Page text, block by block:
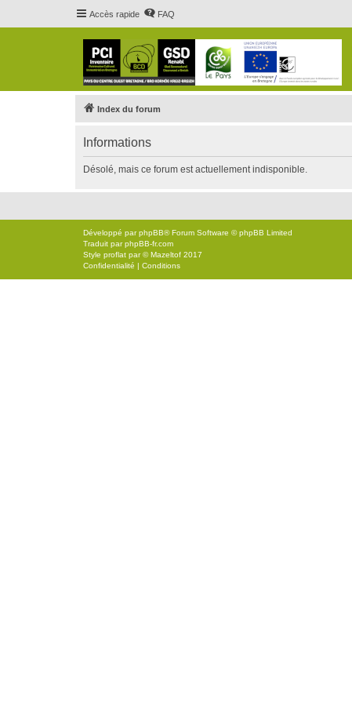
Accès rapide FAQ
Index du forum
Informations
Désolé, mais ce forum est actuellement indisponible.
Développé parphpBB® Forum Software © phpBB Limited
Traduit parphpBB-fr.com
Style proflat par ©Mazeltof 2017
Confidentialité | Conditions